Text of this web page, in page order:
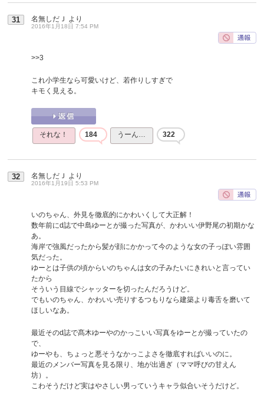
31 名無しだＪ より
2016年1月18日 7:54 PM
>>3
これ小学生なら可愛いけど、若作りしすぎで
キモく見える。
それな！ 184 うーん… 322
32 名無しだＪ より
2016年1月19日 5:53 PM
いのちゃん、外見を徹底的にかわいくして大正解！
数年前にd誌で中島ゆーとが撮った写真が、かわいい伊野尾の初期かな
あ。
海岸で強風だったから髪が顔にかかって今のような女の子っぽい雰囲
気だった。
ゆーとは子供の頃からいのちゃんは女の子みたいにきれいと言ってい
たから
そういう目線でシャッターを切ったんだろうけど。
でもいのちゃん、かわいい売りするつもりなら建築より毒舌を磨いて
ほしいなあ。
最近そのd誌で髙木ゆーやのかっこいい写真をゆーとが撮っていたの
で、
ゆーやも、ちょっと悪そうなかっこよさを徹底すればいいのに。
最近のメンバー写真を見る限り、地が出過ぎ（ママ呼びの甘えん
坊）。
こわそうだけど実はやさしい男っていうキャラ似合いそうだけど。